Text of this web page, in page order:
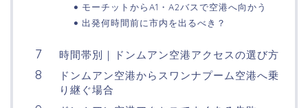
モーチットからA1・A2バスで空港へ向かう
出発何時間前に市内を出るべき？
時間帯別｜ドンムアン空港アクセスの選び方
ドンムアン空港からスワンナプーム空港へ乗
り継ぐ場合